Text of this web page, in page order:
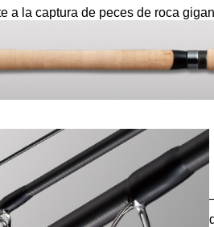
a la captura de peces de roca